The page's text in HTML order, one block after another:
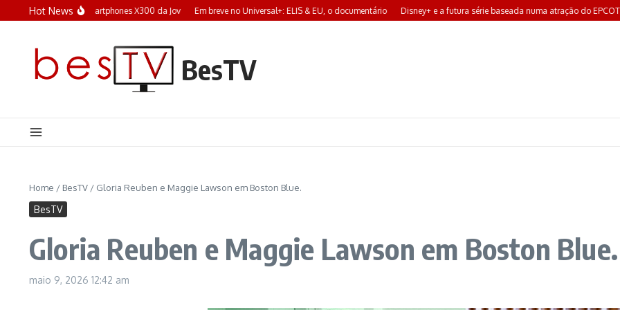
Ir para o conteúdo
Hot News
No Brasil, Os Smartphones X300 da Jov Em breve no Universal+: ELIS & EU, o documentário Disney+ e a futura série baseada numa atração do EPCOT.
BesTV
Home / BesTV / Gloria Reuben e Maggie Lawson em Boston Blue.
BesTV
Gloria Reuben e Maggie Lawson em Boston Blue.
maio 9, 2026 12:42 am